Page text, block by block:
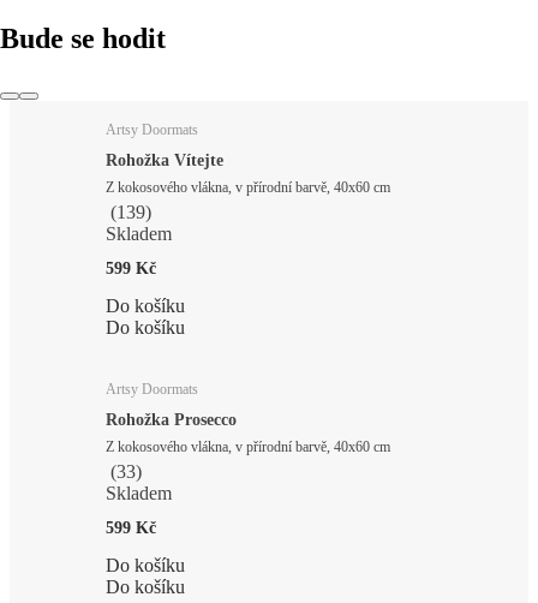
Bude se hodit
Artsy Doormats
Rohožka Vítejte
Z kokosového vlákna, v přírodní barvě, 40x60 cm
(139)
Skladem
599 Kč
Do košíku
Do košíku
Artsy Doormats
Rohožka Prosecco
Z kokosového vlákna, v přírodní barvě, 40x60 cm
(33)
Skladem
599 Kč
Do košíku
Do košíku